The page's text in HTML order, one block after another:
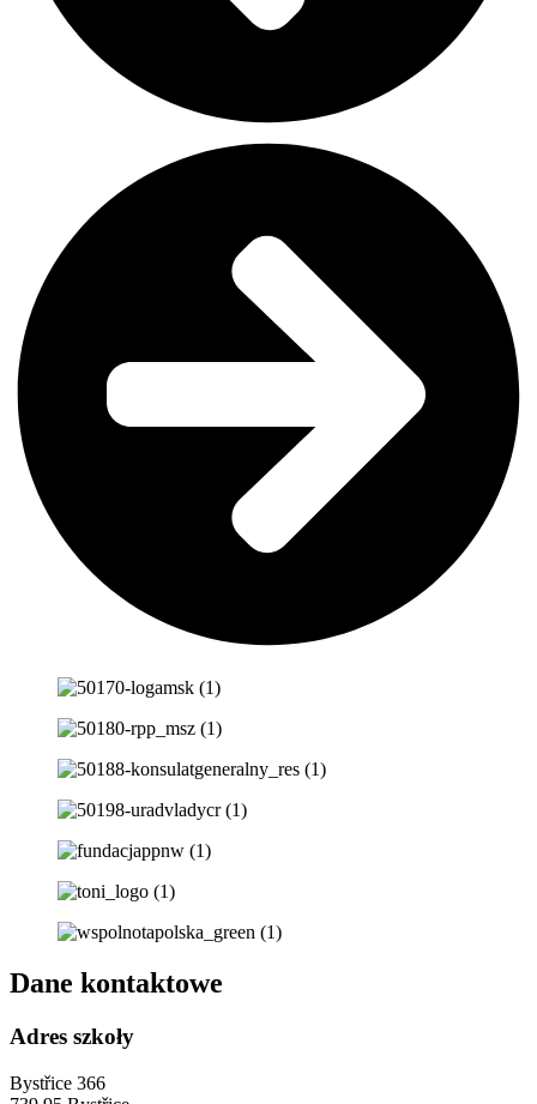
Dane kontaktowe
Adres szkoły
Bystřice 366